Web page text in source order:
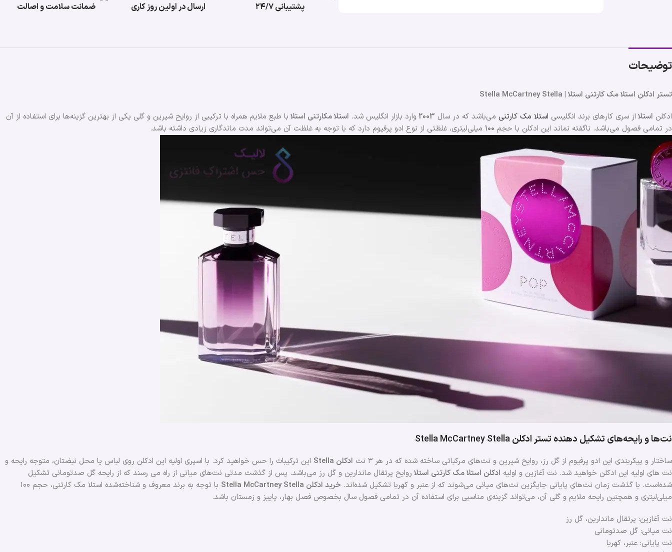
پشتیبانی ۲۴/۷ ارسال در اولین روز کاری ضمانت سلامت و اصالت
توضیحات
تستر ادکلن استلا مک کارتنی استلا | Stella McCartney Stella
ادکلن استلا از سری کارهای برند انگلیسی استلا مک کارتنی می‌باشد که در سال 2003 وارد بازار انگلیس شد. استلا مکارتنی استلا با طبع ملایم همراه با ترکیبی از روایح شیرین و گلی یکی از بهترین گزینه‌ها برای استفاده از آن
در تمامی فصول می‌باشد. ناگفته نماند این ادکلن با حجم ۱۰۰ میلی‌لیتری، غلظتی از نوع ادو پرفیوم دارد که با توجه به غلظت آن می‌تواند مدت ماندگاری زیادی داشته باشد.
نت‌ها و رایحه‌های تشکیل دهنده تستر ادکلنStella McCartney Stella
ساختار و پیکربندی این ادو پرفیوم از گل رز، روایح شیرین و نت‌های مرکباتی ساخته شده که در هر ۳ نت ادکلن Stella
این ترکیبات را حس خواهید کرد. با اسپری اولیه این ادکلن روی لباس یا محل نبضتان، متوجه رایحه و
نت های اولیه این ادکلن خواهید شد. نت‌ آغازین و اولیه ادکلن استلا مک کارتنی استلا روایح پرتقال ماندارین و گل رز می‌باشد. پس از گذشت مدتی نت‌های میانی از راه می رسند که از رایحه گل صدتومانی تشکیل
شده‌است. با گذشت زمان نت‌های پایانی جایگزین نت‌های میانی می‌شوند که از عنبر و کهربا تشکیل شده‌اند. خرید ادکلن Stella McCartney Stella
با توجه به برند معروف و شناخته‌شده استلا مک کارتنی، حجم ۱۰۰
میلی‌لیتری و همچنین رایحه ملایم و گلی آن، می‌تواند گزینه‌ی مناسبی برای استفاده آن در تمامی فصول سال بخصوص فصل بهار، پاییز و زمستان باشد.
نت آغازین: پرتقال ماندارین، گل رز
نت میانی: گل صدتومانی
نت پایانی: عنبر، کهربا